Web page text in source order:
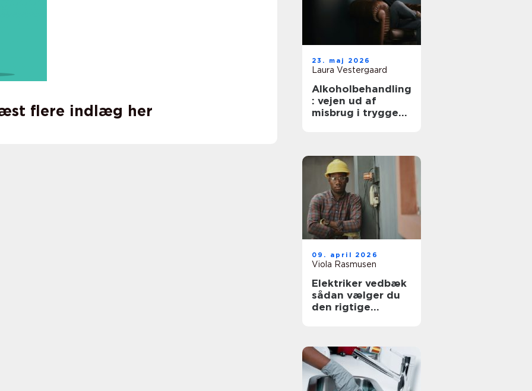
flere indlæg her
23. maj 2026
Laura Vestergaard
Alkoholbehandling
: vejen ud af
misbrug i trygge
09. april 2026
Viola Rasmusen
Elektriker vedbæk
sådan vælger du
den rigtige